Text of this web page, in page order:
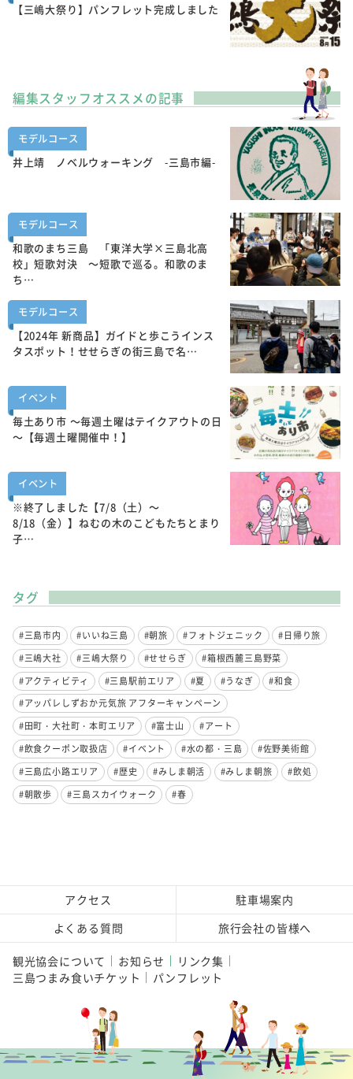
【三嶋大祭り】パンフレット完成しました
編集スタッフオススメの記事
モデルコース
井上靖 ノベルウォーキング -三島市編-
モデルコース
和歌のまち三島 「東洋大学×三島北高
校」短歌対決 ～短歌で巡る。和歌のま
ち…
モデルコース
【2024年 新商品】ガイドと歩こうインス
タスポット！せせらぎの街三島で名…
イベント
毎土あり市 ～毎週土曜はテイクアウトの日
～【毎週土曜開催中！】
イベント
※終了しました【7/8（土）～
8/18（金）】ねむの木のこどもたちとまり
子…
タグ
#三島市内 #いいね三島 #朝旅 #フォトジェニック
#日帰り旅
#三嶋大社
#三嶋大祭り #せせらぎ
#箱根西麓三島野菜
#アクティビティ
#三島駅前エリア #夏 #うなぎ
#和食
#アッパレしずおか元気旅 アフターキャンペーン
#田町・大社町・本町エリア
#富士山
#アート
#飲食クーポン取扱店
#イベント #水の都・三島
#佐野美術館
#三島広小路エリア
#歴史 #みしま朝活 #みしま朝旅
#飲処
#朝散歩
#三島スカイウォーク #春
アクセス
駐車場案内
よくある質問
旅行会社の皆様へ
観光協会について お知らせ
リンク集
三島つまみ食いチケット
パンフレット